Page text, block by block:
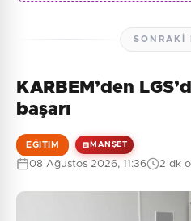
SONRAKI
KARBEM’den
başarı
EĞITIM MANŞET
08 Ağustos 2026, 11:36 2 dk